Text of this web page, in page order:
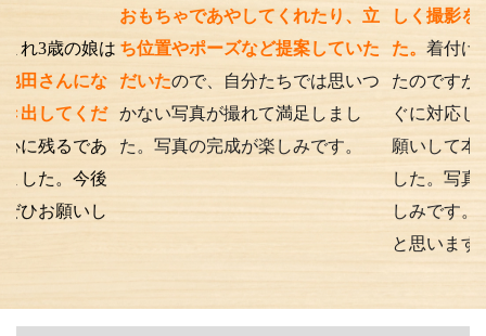
娘は
な
だ
あ
後
し
おもちゃであやしてくれたり、立
ち位置やポーズなど提案していた
だいたので、自分たちでは思いつ
かない写真が撮れて満足しまし
た。写真の完成が楽しみです。
しく撮影を行うこと
た。着付けとアテン
たのですが、撮影時
ぐに対応してくださ
願いして本当に良か
した。写真の仕上が
しみです。また次も
と思います。